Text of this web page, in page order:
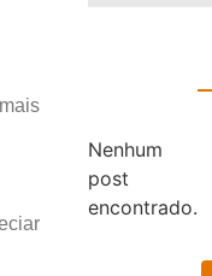
Nenhum
post
encontrado.